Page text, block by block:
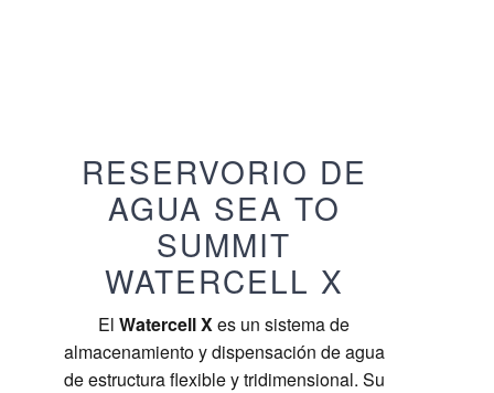
RESERVORIO DE
AGUA SEA TO
SUMMIT
WATERCELL X
ElWatercell Xes un sistema de
almacenamiento y dispensación de agua
de estructura flexible y tridimensional. Su